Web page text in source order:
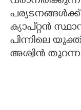
CONTACT US
ക്യാപ്റ്റൻ
പിന്നിലെ
അശ്വിൻ